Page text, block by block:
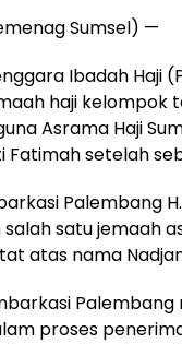
Sumsel) —
Ibadah Haji
haji kelompok
Asrama Haji
Fatimah setelah
Palembang
satu jemaah
atas nama
proses